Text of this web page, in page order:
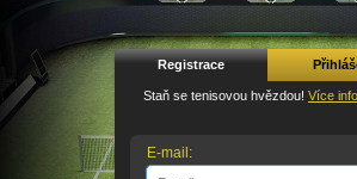
Registrace
Staň se tenisovou hvězdou! Více
E-mail: